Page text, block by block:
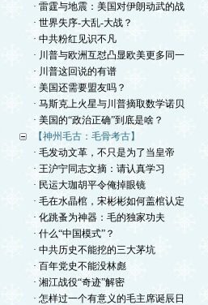
· 雷霆与地震：美国对伊朗动武的战
· 世界失序-大乱-大战？
· 中共粉红见识不凡
· 川普与欧洲互怼凸显欧美更多同一
· 川普这回说的有谱
· 美国还需要盟友吗？
· 马斯克上火星与川普摘取数学诺贝
· 美国的“政治正确”到底是啥？
【神州毛古：毛骨考古】
· 毛发动文革，不只是为了当皇帝
· 王沪宁同志文摘：请认真学习
· 民运大珈胡平令俺掉眼镜
· 毛在水晶棺，宋彬彬如何盖棺认定
· 化跳蚤为神器：毛的独家功夫
· 什么“中国模式”？
· 中共历史不能挖的三大茅坑
· 百年党史不能没林彪
· 湘江战役“奇迹”解密
· 怎样过一个有意义的毛主席诞辰日